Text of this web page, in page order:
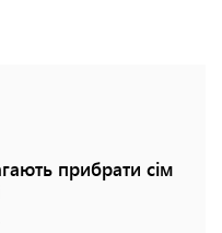
прибрати сім